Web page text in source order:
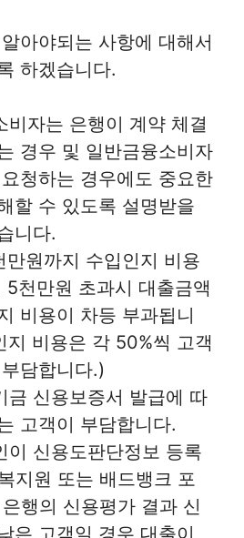
아야되는 사항에 대해서
하겠습니다.
비자는 은행이 계약 체결
경우 및 일반금융소비자
청하는 경우에도 중요한
할 수 있도록 설명받을
니다.
만원까지 수입인지 비용
5천만원 초과시 대출금액
비용이 차등 부과됩니
지 비용은 각 50%씩 고객
담합니다.)
금 신용보증서 발급에 따
고객이 부담합니다.
이 신용도판단정보 등록
지원 또는 배드뱅크 포
행의 신용평가 결과 신